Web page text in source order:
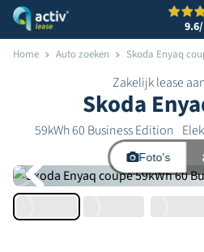
9.6
Home Auto zoeken Skoda Enyaq
Zakelijk lease
Skoda
59kWh 60 Business Edition
Foto's